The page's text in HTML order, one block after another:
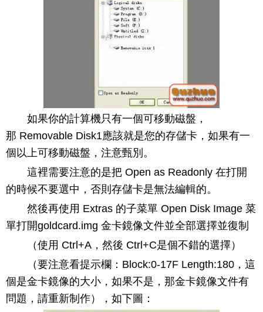
如果你的計算機只有一個可移動磁盤，
那 Removable Disk1應該就是您的存儲卡，如果有一
個以上可移動磁盤，注意甄別。
這裡需要注意的是把 Open as Readonly 在打開
的時候不要選中，否則存儲卡是無法編輯的。
然後再使用 Extras 的子菜單 Open Disk Image 菜
單打開goldcard.img 金卡鏡像文件並全部選擇並復制
（使用 Ctrl+A，然後 Ctrl+C是個不錯的選擇）
（要注意看提示欄：Block:0-17F Length:180，這
個是金卡鏡像的大小，如果不是，那金卡鏡像文件有
問題，請重新制作），如下圖：